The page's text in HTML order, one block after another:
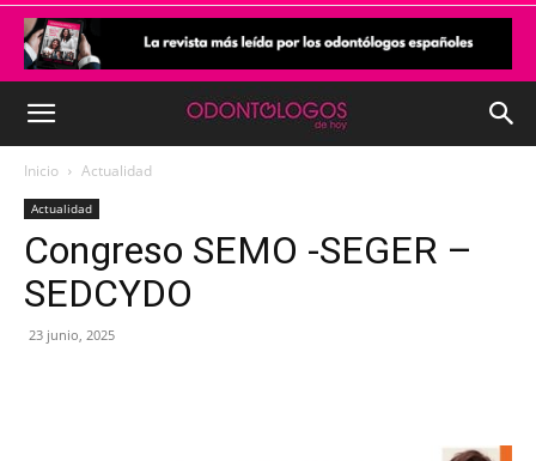
Inicio Actualidad
Actualidad
Congreso SEMO -SEGER –
SEDCYDO
23 junio, 2025